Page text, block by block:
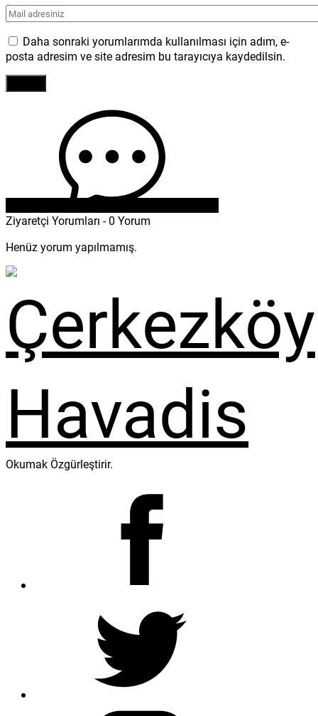
Daha sonraki yorumlarımda kullanılması için adım, e-
posta adresim ve site adresim bu tarayıcıya kaydedilsin.
Ziyaretçi Yorumları - 0 Yorum
Henüz yorum yapılmamış.
Okumak Özgürleştirir.